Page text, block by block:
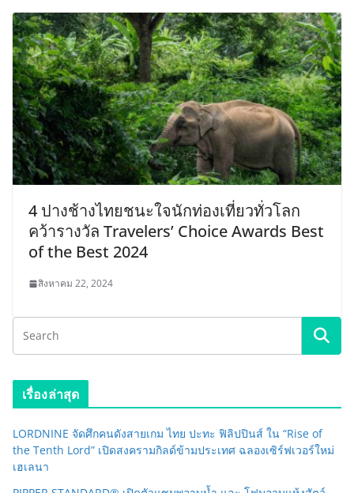
4 ปางช้างไทยชนะใจนักท่องเที่ยวทั่วโลก
คว้ารางวัล Travelers’ Choice Awards Best
of the Best 2024
สิงหาคม 22, 2024
เรื่องล่าสุด
LORDNINE จัดศึกคนดังสายเกม ไทย ปะทะ ฟิลิปปินส์ ใน “Rise of
the Tenth Lord” เปิดสงครามกิลด์ข้ามประเทศ ฉลองเซิร์ฟเวอร์ใหม่
เฮเลนา